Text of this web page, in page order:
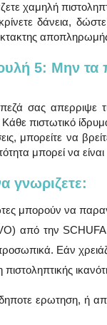
χαμηλή
δάνεια,
αποπληρωμής
5: Μην τα
σας απερριψε
πιστωτικό
μπορείτε να
μπορεί να
γνωριζετε:
μπορούν να
από την SCHUFA
Εάν
πιστοληπτικής